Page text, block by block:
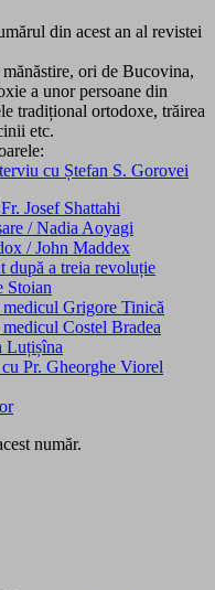
din acest an al revistei
ori de Bucovina,
a unor persoane din
tradițional ortodoxe, trăirea
etc.
cu Ștefan S. Gorovei
Josef Shattahi
/ Nadia Aoyagi
/ John Maddex
după a treia revoluție
Stoian
medicul Grigore Tinică
Costel Bradea
Luțișîna
Pr. Gheorghe Viorel
număr.